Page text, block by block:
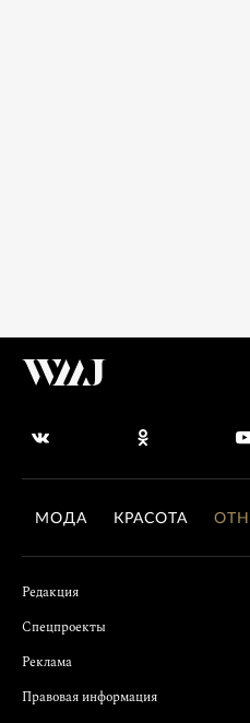
МОДА КРАСОТА
Редакция
Спецпроекты
Реклама
Правовая информация